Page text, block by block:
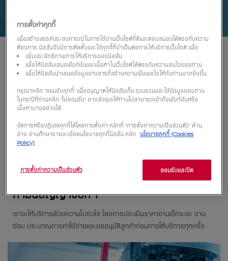
คำมั่นสัญญาข้อที่ 1
เราจะให้บริการด้วยความโปร่งใส โดยการประเมินราคางานเช็กระยะ งาน
ซ่อม ประมาณการค่าใช้จ่ายและขออนุมัติลูกค้าก่อนการให้บริการทุกครั้ง
การตั้งค่าคุกกี้
เพื่อสร้างสรรค์ประสบการณ์ในการใช้งานเว็บไซต์ที่ดีและตอบสนองได้ตรงกับความ
ต้องการ นิสสันจึงมีการติดตั้งและใช้คุกกี้ที่จำเป็นต่อการให้บริการเว็บไซต์ เพื่อ
เพิ่มประสิทธิภาพการให้บริการของนิสสัน
เพื่อให้นิสสันเสนอฟังก์ชันและเนื้อหาในเว็บไซต์ได้ตรงกับความสนใจของท่าน
เพื่อให้นิสสันนำเสนอข้อมูลข่าวสารที่สร้างความพึงพอใจให้กับท่านมากยิ่งขึ้น
กรุณาคลิก “ยอมรับคุกกี้” เพื่ออนุญาตให้นิสสันเก็บ รวบรวมและใช้ข้อมูลของท่าน
ในกรณีที่ท่านคลิก “ไม่ยอมรับ” อาจส่งผลให้ท่านไม่สามารถเข้าถึงฟังก์ชันหรือ
เนื้อหาบางอย่างได้
จัดการหรือปฏิเสธคุกกี้ได้โดยการตั้งค่า คลิกที่ “การตั้งค่าความเป็นส่วนตัว” ด้าน
ล่าง อ่านศึกษารายละเอียดนโยบายคุกกี้นิสสัน คลิก
นโยบายคุกกี้ (Cookies
Policy)
ยอมรับและปิด
การตั้งค่าความเป็นส่วนตัว